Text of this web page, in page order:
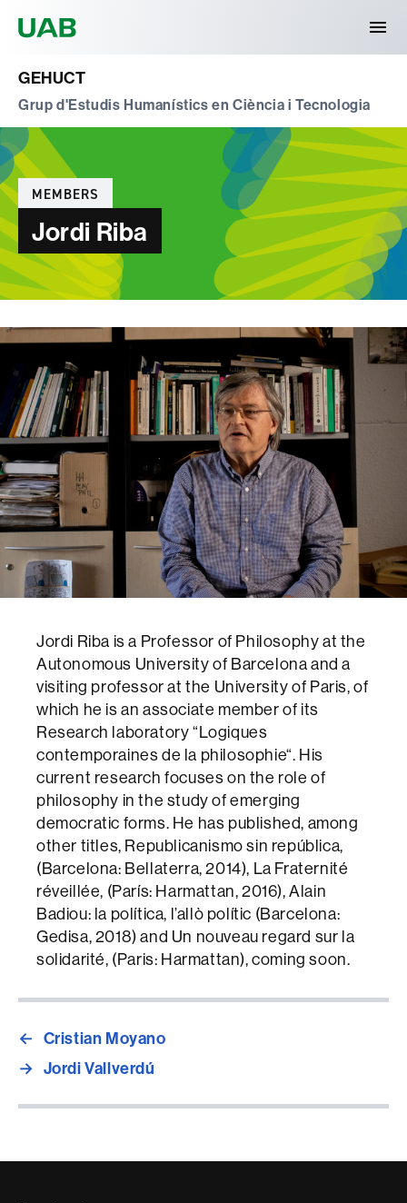
GEHUCT
Grup d'Estudis Humanístics en Ciència i Tecnologia
Categories
MEMBERS
Jordi Riba
Jordi Riba is a Professor of Philosophy at the
Autonomous University of Barcelona and a
visiting professor at the University of Paris, of
which he is an associate member of its
Research laboratory “Logiques
contemporaines de la philosophie“. His
current research focuses on the role of
philosophy in the study of emerging
democratic forms. He has published, among
other titles, Republicanismo sin república,
(Barcelona: Bellaterra, ​​2014), La Fraternité
réveillée, (París: Harmattan, 2016), Alain
Badiou: la política, l’allò polític (Barcelona:
Gedisa, 2018) and Un nouveau regard sur la
solidarité, (Paris: Harmattan), coming soon.
← Cristian Moyano
→ Jordi Vallverdú